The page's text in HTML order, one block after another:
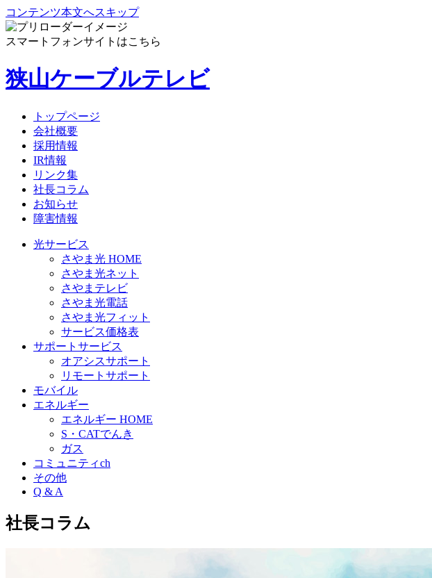
コンテンツ本文へスキップ
スマートフォンサイトはこちら
狭山ケーブルテレビ
トップページ
会社概要
採用情報
IR情報
リンク集
社長コラム
お知らせ
障害情報
光サービス
さやま光 HOME
さやま光ネット
さやまテレビ
さやま光電話
さやま光フィット
サービス価格表
サポートサービス
オアシスサポート
リモートサポート
モバイル
エネルギー
エネルギー HOME
S・CATでんき
ガス
コミュニティch
その他
Q & A
社長コラム